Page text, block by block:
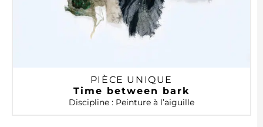
PIÈCE UNIQUE
Time between bark
Discipline : Peinture à l’aiguille